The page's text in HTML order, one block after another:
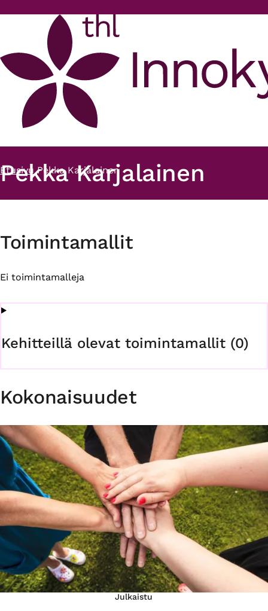
Murupolku
Etusivu Pekka Karjalainen
Pekka Karjalainen
Toimintamallit
Ei toimintamalleja
Kehitteillä olevat toimintamallit (0)
Kokonaisuudet
Julkaistu